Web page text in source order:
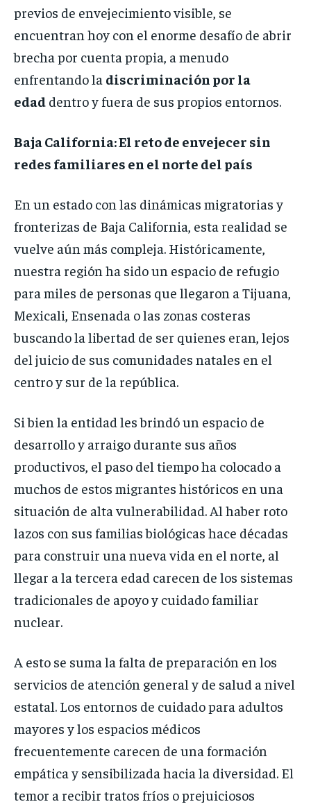
previos de envejecimiento visible, se
encuentran hoy con el enorme desafío de abrir
brecha por cuenta propia, a menudo
enfrentando la discriminación por la
edad dentro y fuera de sus propios entornos.
Baja California: El reto de envejecer sin
redes familiares en el norte del país
En un estado con las dinámicas migratorias y
fronterizas de Baja California, esta realidad se
vuelve aún más compleja. Históricamente,
nuestra región ha sido un espacio de refugio
para miles de personas que llegaron a Tijuana,
Mexicali, Ensenada o las zonas costeras
buscando la libertad de ser quienes eran, lejos
del juicio de sus comunidades natales en el
centro y sur de la república.
Si bien la entidad les brindó un espacio de
desarrollo y arraigo durante sus años
productivos, el paso del tiempo ha colocado a
muchos de estos migrantes históricos en una
situación de alta vulnerabilidad. Al haber roto
lazos con sus familias biológicas hace décadas
para construir una nueva vida en el norte, al
llegar a la tercera edad carecen de los sistemas
tradicionales de apoyo y cuidado familiar
nuclear.
A esto se suma la falta de preparación en los
servicios de atención general y de salud a nivel
estatal. Los entornos de cuidado para adultos
mayores y los espacios médicos
frecuentemente carecen de una formación
empática y sensibilizada hacia la diversidad. El
temor a recibir tratos fríos o prejuiciosos